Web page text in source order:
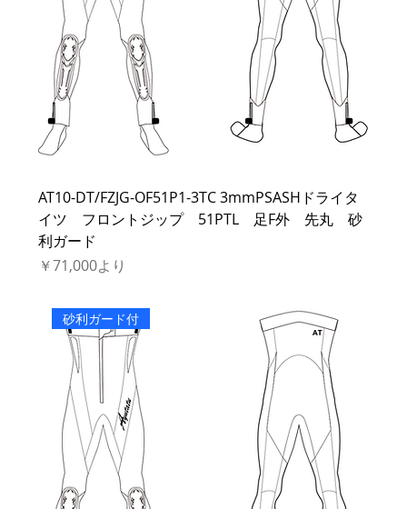
AT10-DT/FZJG-OF51P1-3TC 3mmPSASHドライタ
イツ フロントジップ 51PTL 足F外 先丸 砂
利ガード
￥71,000より
セール価格
砂利ガード付